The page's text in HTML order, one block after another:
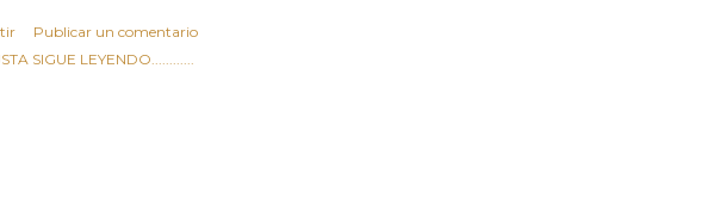
crujientes al horno van a cambiar por
y copiosos de invierno. Con esta receta
Publicar un comentario
SIGUE LEYENDO............